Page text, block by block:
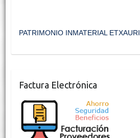
PATRIMONIO INMATERIAL ETXAURI
Factura Electrónica